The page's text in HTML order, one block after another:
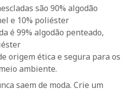
são 90% algodão
e 10% poliéster
é 99% algodão penteado,
origem ética e segura para os
ambiente.
saem de moda. Crie um